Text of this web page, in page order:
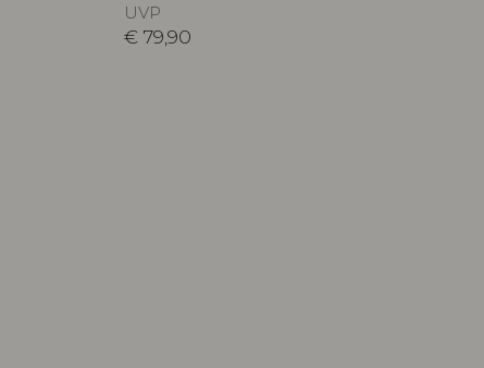
UVP
€ 79,90